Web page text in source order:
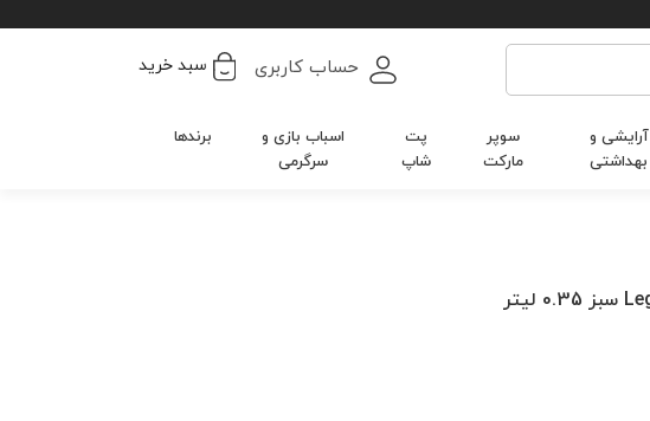
حساب کاربری سبد خرید
آرایشی و
بهداشتی
سوپر
مارکت
پت
شاپ
اسباب بازی و
سرگرمی
برندها